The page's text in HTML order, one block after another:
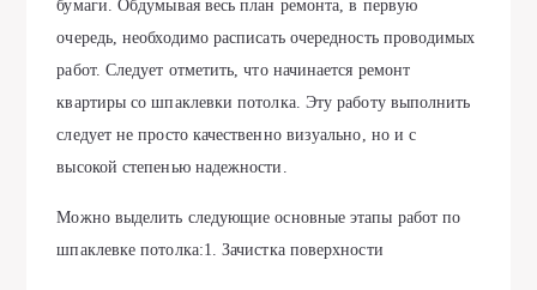
бумаги. Обдумывая весь план ремонта, в первую
очередь, необходимо расписать очередность проводимых
работ. Следует отметить, что начинается ремонт
квартиры со шпаклевки потолка. Эту работу выполнить
следует не просто качественно визуально, но и с
высокой степенью надежности.
Можно выделить следующие основные этапы работ по
шпаклевке потолка:1. Зачистка поверхности